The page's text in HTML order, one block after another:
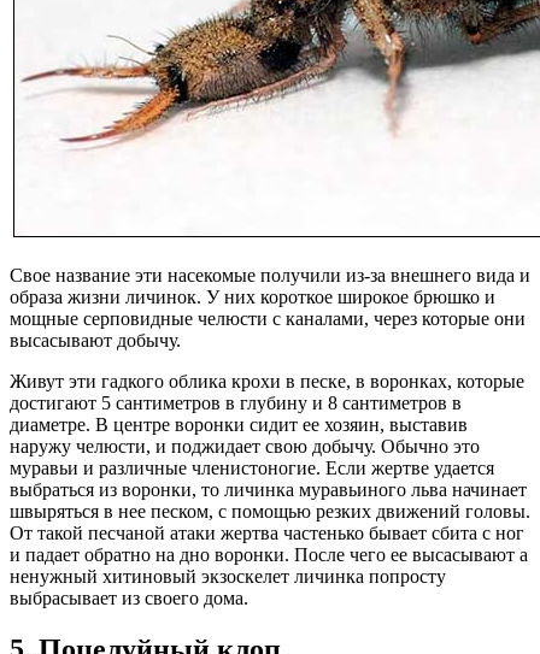
Свое название эти насекомые получили из-за внешнего вида и
образа жизни личинок. У них короткое широкое брюшко и
мощные серповидные челюсти с каналами, через которые они
высасывают добычу.
Живут эти гадкого облика крохи в песке, в воронках, которые
достигают 5 сантиметров в глубину и 8 сантиметров в
диаметре. В центре воронки сидит ее хозяин, выставив
наружу челюсти, и поджидает свою добычу. Обычно это
муравьи и различные членистоногие. Если жертве удается
выбраться из воронки, то личинка муравьиного льва начинает
швыряться в нее песком, с помощью резких движений головы.
От такой песчаной атаки жертва частенько бывает сбита с ног
и падает обратно на дно воронки. После чего ее высасывают а
ненужный хитиновый экзоскелет личинка попросту
выбрасывает из своего дома.